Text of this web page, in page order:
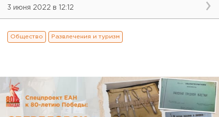
3 июня 2022 в 12:12
Общество Развлечения и туризм